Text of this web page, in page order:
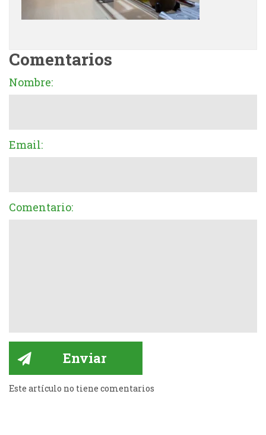
Comentarios
Nombre:
Email:
Comentario:
Este artículo no tiene comentarios